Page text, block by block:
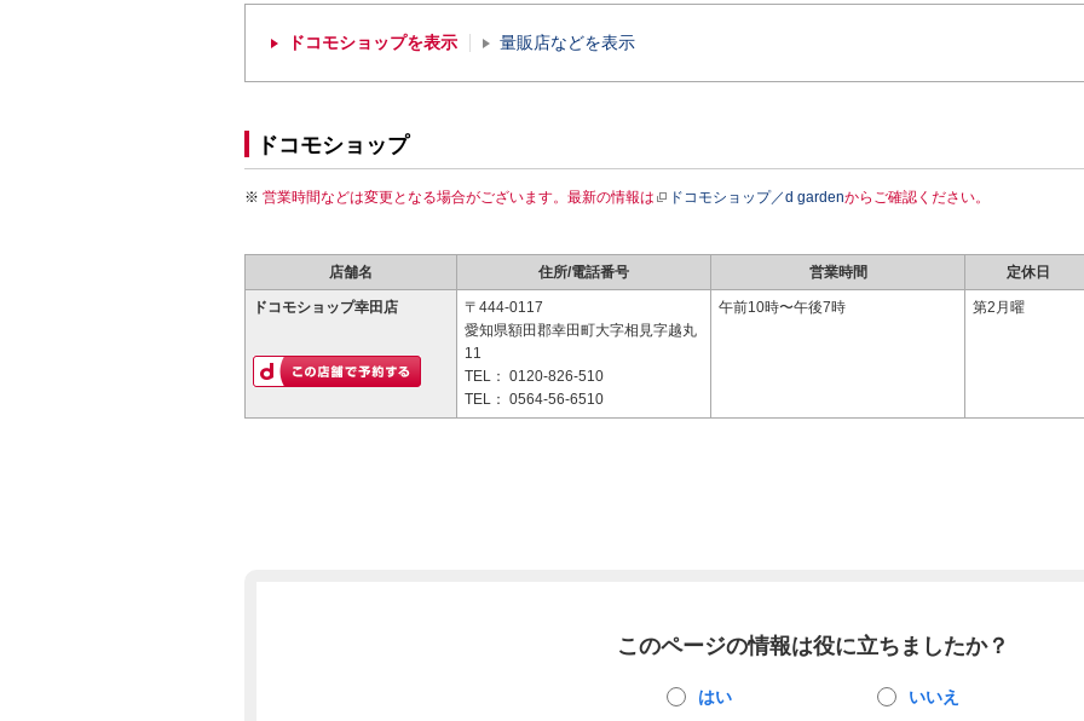
ドコモショップを表示 量販店などを表示
ドコモショップ
営業時間などは変更となる場合がございます。最新の情報は ドコモショップ／d gardenからご確認ください。
店舗名 住所/電話番号 営業時間 定休日
ドコモショップ幸田店
〒444-0117
愛知県額田郡幸田町大字相見字越丸
11
TEL： 0120-826-510
TEL： 0564-56-6510
午前10時〜午後7時 第2月曜
このページの情報は役に立ちましたか？
はい いいえ